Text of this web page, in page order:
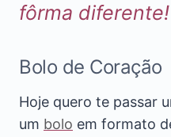
fôrma diferente!
Bolo de Coração
Hoje quero te passar
um bolo em formato